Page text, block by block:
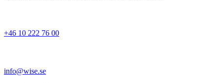
+46 10 222 76 00
info@wise.se